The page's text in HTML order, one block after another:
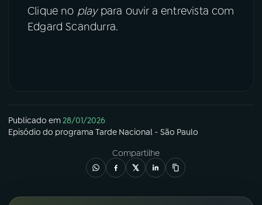
Clique no playpara ouvir a entrevista com
Edgard Scandurra.
Publicado em28/01/2026
Episódio do programa Tarde Nacional - São Paulo
Compartilhe